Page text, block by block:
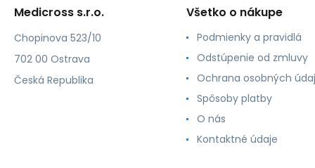
Medicross s.r.o.
Chopinova 523/10
702 00 Ostrava
Česká Republika
Všetko o nákupe
Podmienky a pravidlá
Odstúpenie od zmluvy
Ochrana osobných
Spôsoby platby
O nás
Kontaktné údaje